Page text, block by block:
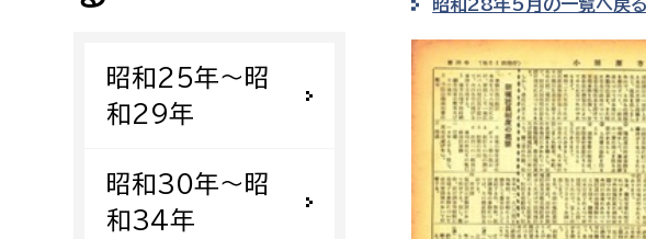
事業者
求職者
市民活動
行政経営
観光
福祉健康部
福祉政策課
生活援護課
子ども若者部
子ども政策課
子ども若者支援課
昭和25年〜昭
和29年
昭和30年〜昭
和34年
昭和28年5月の一覧へ戻る